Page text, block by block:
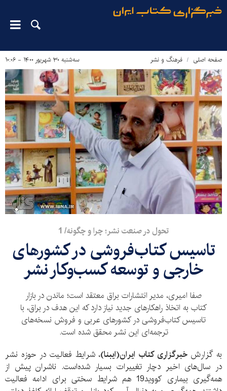
صفحه اصلی فرهنگ و نشر سه‌شنبه ۳۰ شهریور ۱۴۰۰ - ۱۰:۰۶
تحول در صنعت نشر؛ چرا و چگونه/ 1
تاسیس کتاب‌فروشی در کشورهای
خارجی و توسعه کسب‌وکار نشر
صفا امیری، مدیر انتشارات براق معتقد است؛ ماندن در بازار
کتاب به اتخاذ راهکارهای جدید نیاز دارد که این هدف در براق، با
تاسیس کتاب‌فروشی در کشورهای عربی و فروش نسخه‌های
ترجمه‌ای این نشر محقق شده است.
به گزارشخبرگزاری کتاب ایران(ایبنا)، شرایط فعالیت در حوزه نشر
در سال‌های اخیر دچار تغییرات بسیار شده‌است. ناشران پیش از
همه‌گیری بیماری کووید19 هم شرایط سختی برای ادامه فعالیت